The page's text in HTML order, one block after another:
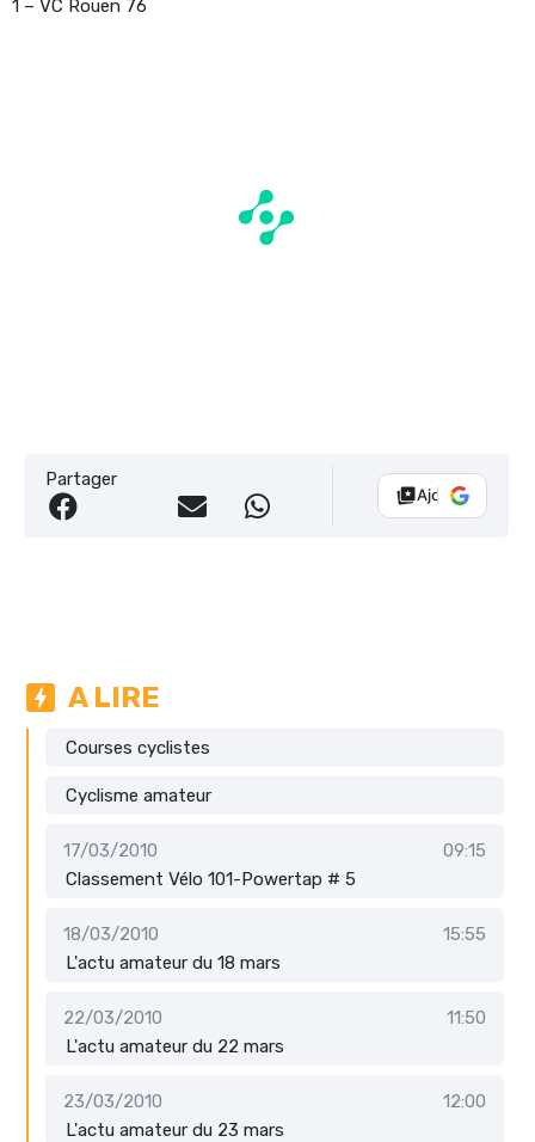
1 – VC Rouen 76
Partager
Ajouter Vélo
A LIRE
Courses cyclistes
Cyclisme amateur
17/03/2010
09:15
Classement Vélo 101-Powertap # 5
18/03/2010
15:55
L'actu amateur du 18 mars
22/03/2010
11:50
L'actu amateur du 22 mars
23/03/2010
12:00
L'actu amateur du 23 mars